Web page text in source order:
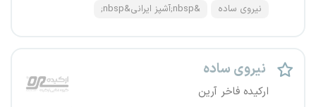
نیروی ساده &nbsp;آشپز ایرانی&nbsp;
نیروی ساده
ارکیده فاخر آرین